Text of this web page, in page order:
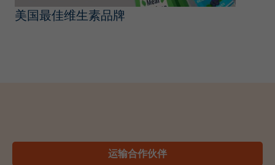
美国最佳维生素品牌
运输合作伙伴